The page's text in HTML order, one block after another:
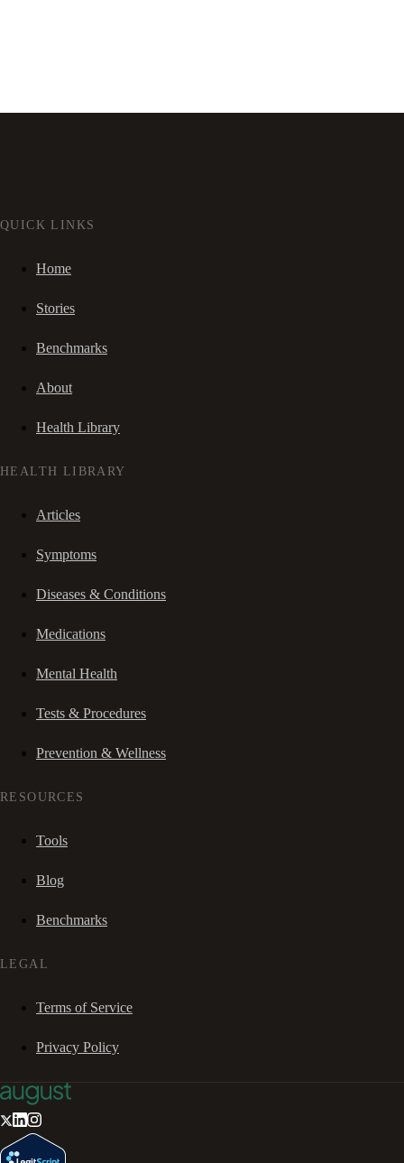
QUICK LINKS
Home
Stories
Benchmarks
About
Health Library
HEALTH LIBRARY
Articles
Symptoms
Diseases & Conditions
Medications
Mental Health
Tests & Procedures
Prevention & Wellness
RESOURCES
Tools
Blog
Benchmarks
LEGAL
Terms of Service
Privacy Policy